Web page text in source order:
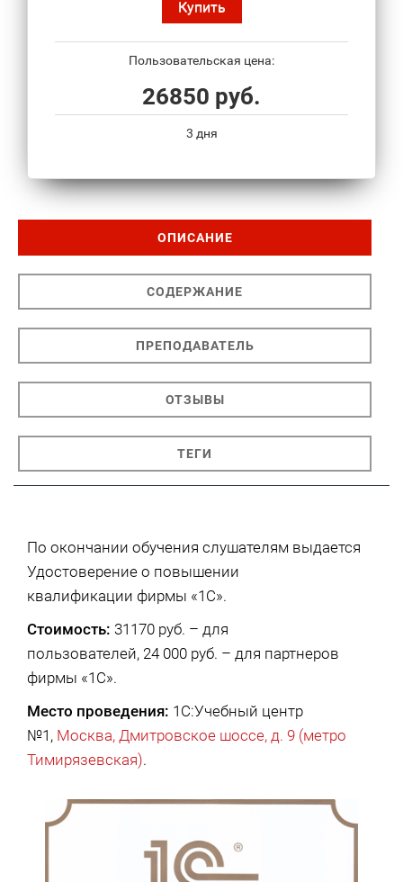
Купить
Пользовательская цена:
26850 руб.
3 дня
ОПИСАНИЕ
СОДЕРЖАНИЕ
ПРЕПОДАВАТЕЛЬ
ОТЗЫВЫ
ТЕГИ
По окончании обучения слушателям выдается
Удостоверение о повышении
квалификации фирмы «1С».
Стоимость: 31170 руб. – для
пользователей, 24 000 руб. – для партнеров
фирмы «1С».
Место проведения: 1С:Учебный центр
№1, Москва, Дмитровское шоссе, д. 9 (метро
Тимирязевская).